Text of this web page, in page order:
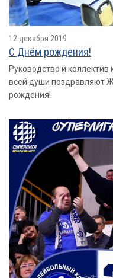
12 декабря 2019
С Днём рождения!
Руководство и
всей души поздравляют
рождения!